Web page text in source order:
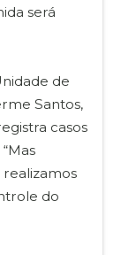
será
de
Santos,
casos
do